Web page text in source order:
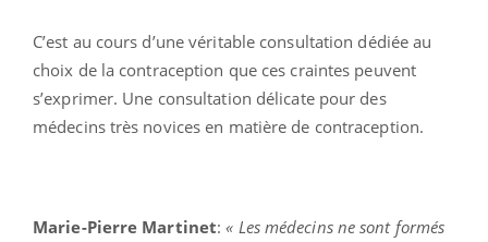
C’est au cours d’une véritable consultation dédiée au
choix de la contraception que ces craintes peuvent
s’exprimer. Une consultation délicate pour des
médecins très novices en matière de contraception.
Marie-Pierre Martinet:« Les médecins ne sont formés